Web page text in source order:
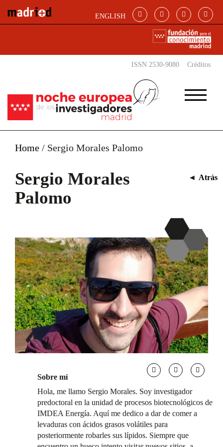
ENGLISH
ISSN 2530-9080 Créditos
Home / Sergio Morales Palomo
Sergio Morales
Palomo
◄ Atrás
Sobre mí
Hola, me llamo Sergio Morales. Soy investigador
predoctoral en la unidad de procesos biotecnológicos de
IMDEA Energía. Aquí me dedico a dar de comer a
levaduras con ácidos grasos volátiles para
posteriormente robarles sus lípidos. Siempre que